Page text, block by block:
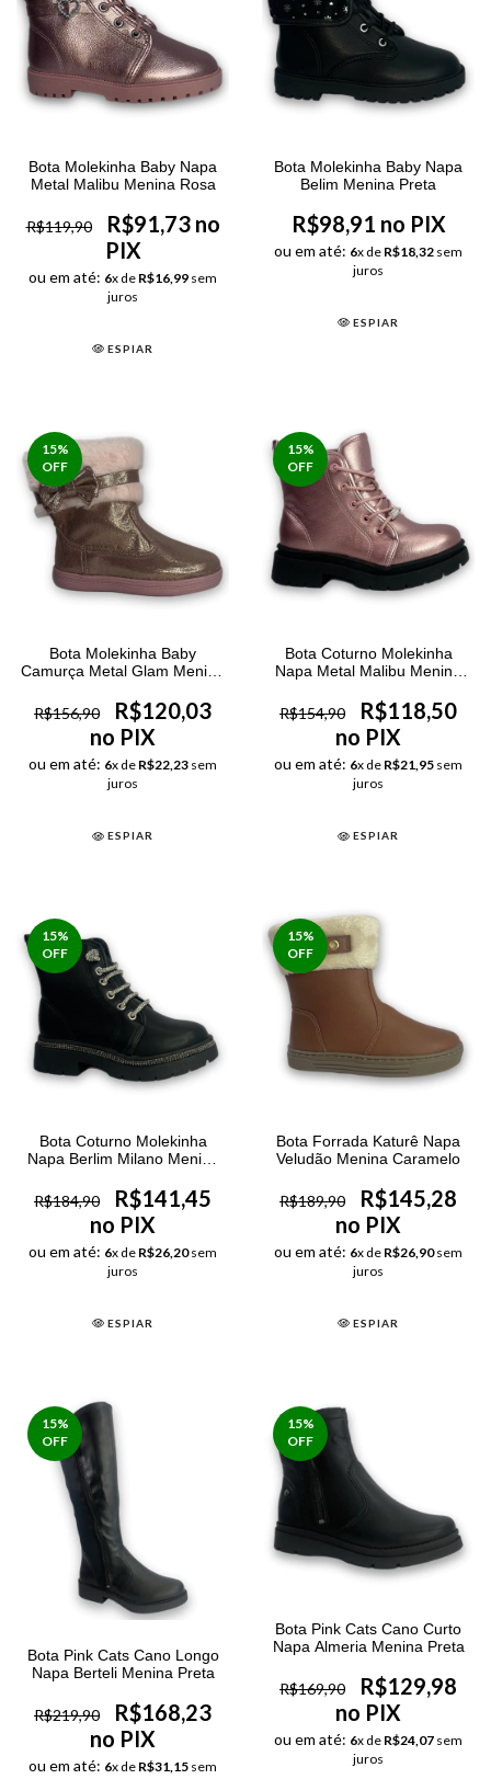
Bota Molekinha Baby Napa
Metal Malibu Menina Rosa
R$119,90
R$91,73 no
PIX
ou em até: 6x de R$16,99 sem
juros
ESPIAR
Bota Molekinha Baby Napa
Belim Menina Preta
R$98,91 no PIX
ou em até: 6x de R$18,32 sem
juros
ESPIAR
15%
OFF
Bota Molekinha Baby
Camurça Metal Glam Menina
R$156,90
R$120,03
no PIX
ou em até: 6x de R$22,23 sem
juros
ESPIAR
15%
OFF
Bota Coturno Molekinha
Napa Metal Malibu Menina
R$154,90
R$118,50
no PIX
ou em até: 6x de R$21,95 sem
juros
ESPIAR
15%
OFF
Bota Coturno Molekinha
Napa Berlim Milano Menina
R$184,90
R$141,45
no PIX
ou em até: 6x de R$26,20sem
juros
ESPIAR
15%
OFF
Bota Forrada Katurê Napa
Veludão Menina Caramelo
R$189,90
R$145,28
no PIX
ou em até: 6x de R$26,90sem
juros
ESPIAR
15%
OFF
Bota Pink Cats Cano Longo
Napa Berteli Menina Preta
R$219,90
R$168,23
no PIX
ou em até: 6x de R$31,15 sem
15%
OFF
Bota Pink Cats Cano Curto
Napa Almeria Menina Preta
R$169,90
R$129,98
no PIX
ou em até: 6x de R$24,07 sem
juros